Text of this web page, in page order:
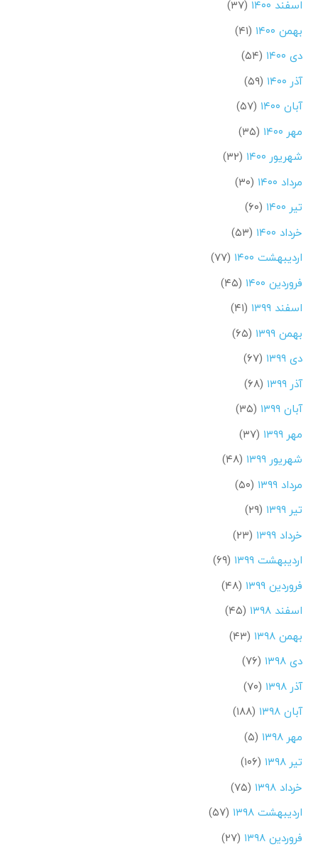
اسفند ۱۴۰۰
(۳۷)
بهمن ۱۴۰۰
(۴۱)
دی ۱۴۰۰
(۵۴)
آذر ۱۴۰۰
(۵۹)
آبان ۱۴۰۰
(۵۷)
مهر ۱۴۰۰
(۳۵)
شهریور ۱۴۰۰
(۳۲)
مرداد ۱۴۰۰
(۳۰)
تیر ۱۴۰۰
(۶۰)
خرداد ۱۴۰۰
(۵۳)
اردیبهشت ۱۴۰۰
(۷۷)
فروردین ۱۴۰۰
(۴۵)
اسفند ۱۳۹۹
(۴۱)
بهمن ۱۳۹۹
(۶۵)
دی ۱۳۹۹
(۶۷)
آذر ۱۳۹۹
(۶۸)
آبان ۱۳۹۹
(۳۵)
مهر ۱۳۹۹
(۳۷)
شهریور ۱۳۹۹
(۴۸)
مرداد ۱۳۹۹
(۵۰)
تیر ۱۳۹۹
(۲۹)
خرداد ۱۳۹۹
(۲۳)
اردیبهشت ۱۳۹۹
(۶۹)
فروردین ۱۳۹۹
(۴۸)
اسفند ۱۳۹۸
(۴۵)
بهمن ۱۳۹۸
(۴۳)
دی ۱۳۹۸
(۷۶)
آذر ۱۳۹۸
(۷۰)
آبان ۱۳۹۸
(۱۸۸)
مهر ۱۳۹۸
(۵)
تیر ۱۳۹۸
(۱۰۶)
خرداد ۱۳۹۸
(۷۵)
اردیبهشت ۱۳۹۸
(۵۷)
فروردین ۱۳۹۸
(۲۷)